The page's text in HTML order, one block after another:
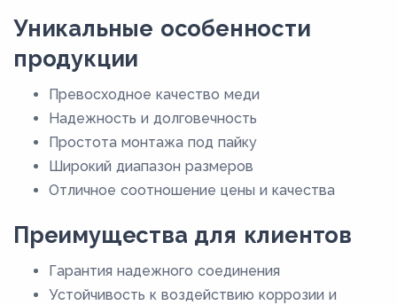
Уникальные особенности
продукции
Превосходное качество меди
Надежность и долговечность
Простота монтажа под пайку
Широкий диапазон размеров
Отличное соотношение цены и качества
Преимущества для клиентов
Гарантия надежного соединения
Устойчивость к воздействию коррозии и